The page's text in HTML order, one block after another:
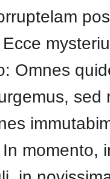
Omnes
sed
momento,